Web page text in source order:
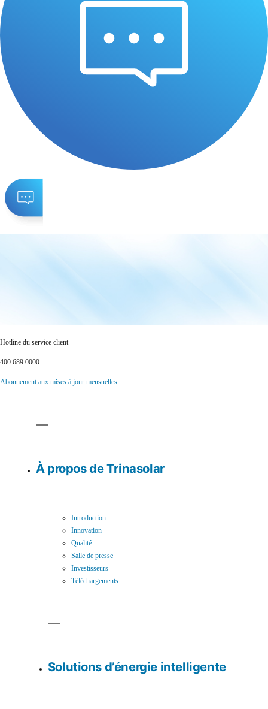
Hotline du service client
400 689 0000
Abonnement aux mises à jour mensuelles
À propos de Trinasolar
Introduction
Innovation
Qualité
Salle de presse
Investisseurs
Téléchargements
Solutions d’énergie intelligente